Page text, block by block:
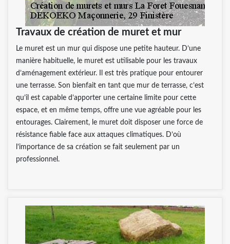
Travaux de création de muret et mur
Le muret est un mur qui dispose une petite hauteur. D’une
manière habituelle, le muret est utilisable pour les travaux
d’aménagement extérieur. Il est très pratique pour entourer
une terrasse. Son bienfait en tant que mur de terrasse, c’est
qu’il est capable d’apporter une certaine limite pour cette
espace, et en même temps, offre une vue agréable pour les
entourages. Clairement, le muret doit disposer une force de
résistance fiable face aux attaques climatiques. D’où
l’importance de sa création se fait seulement par un
professionnel.